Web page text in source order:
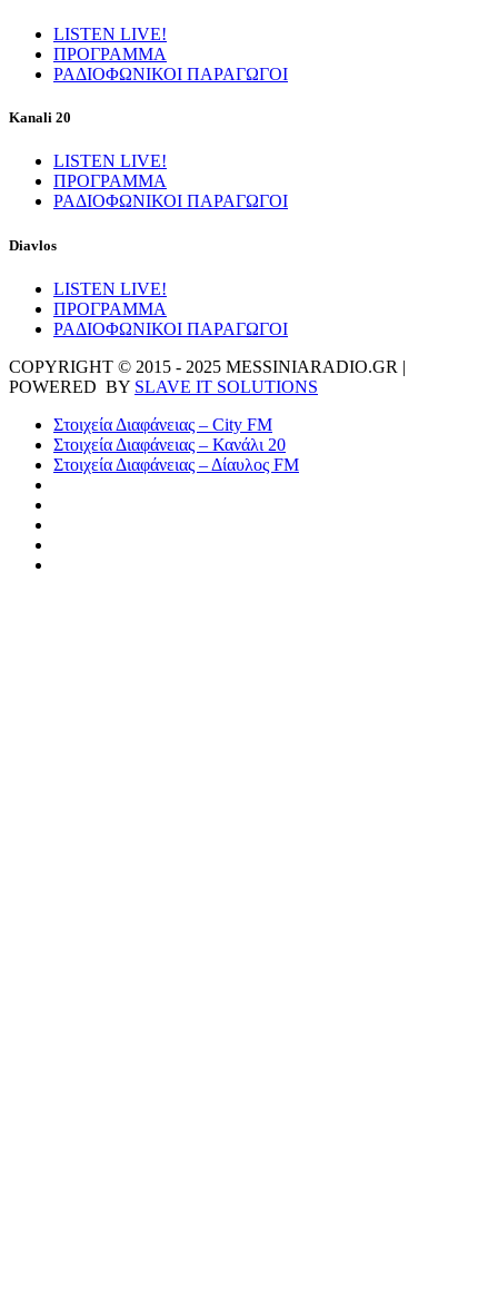
LISTEN LIVE!
ΠΡΟΓΡΑΜΜΑ
ΡΑΔΙΟΦΩΝΙΚΟΙ ΠΑΡΑΓΩΓΟΙ
Kanali 20
LISTEN LIVE!
ΠΡΟΓΡΑΜΜΑ
ΡΑΔΙΟΦΩΝΙΚΟΙ ΠΑΡΑΓΩΓΟΙ
Diavlos
LISTEN LIVE!
ΠΡΟΓΡΑΜΜΑ
ΡΑΔΙΟΦΩΝΙΚΟΙ ΠΑΡΑΓΩΓΟΙ
COPYRIGHT © 2015 - 2025 MESSINIARADIO.GR |
POWERED BY SLAVE IT SOLUTIONS
Στοιχεία Διαφάνειας – City FM
Στοιχεία Διαφάνειας – Κανάλι 20
Στοιχεία Διαφάνειας – Δίαυλος FM